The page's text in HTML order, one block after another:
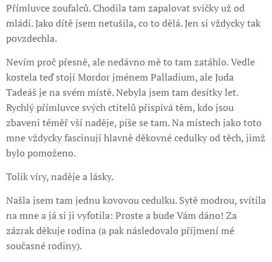
Přímluvce zoufalců. Chodila tam zapalovat svíčky už od
mládí. Jako dítě jsem netušila, co to dělá. Jen si vždycky tak
povzdechla.
Nevím proč přesně, ale nedávno mě to tam zatáhlo. Vedle
kostela teď stojí Mordor jménem Palladium, ale Juda
Tadeáš je na svém místě. Nebyla jsem tam desítky let.
Rychlý přímluvce svých ctitelů přispívá těm, kdo jsou
zbaveni téměř vší naděje, píše se tam. Na místech jako toto
mne vždycky fascinují hlavně děkovné cedulky od těch, jimž
bylo pomoženo.
Tolik víry, naděje a lásky.
Našla jsem tam jednu kovovou cedulku. Sytě modrou, svítila
na mne a já si ji vyfotila: Proste a bude Vám dáno! Za
zázrak děkuje rodina (a pak následovalo příjmení mé
současné rodiny).